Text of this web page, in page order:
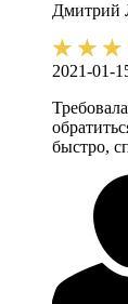
Дмитрий
2021-01-
быстро,